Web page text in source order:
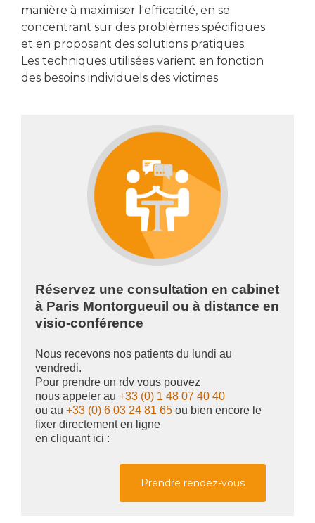
manière à maximiser l'efficacité, en se
concentrant sur des problèmes spécifiques
et en proposant des solutions pratiques.
Les techniques utilisées varient en fonction
des besoins individuels des victimes.
Réservez une consultation en cabinet
à Paris Montorgueuil ou à distance en
visio-conférence
Nous recevons nos patients du lundi au
vendredi.
Pour prendre un rdv vous pouvez
nous appeler au +33 (0) 1 48 07 40 40
ou au +33 (0) 6 03 24 81 65 ou bien encore le
fixer directement en ligne
en cliquant ici :
Prendre rendez-vous